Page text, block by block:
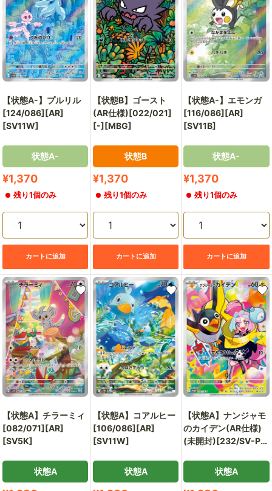
【状態A-】プルリル
[124/086][AR]
[SV11W]
状態A-
販
価
格
¥1,370
残り1個のみ
カートに追加
【状態B】ゴースト
(AR仕様)[022/021]
[-][MBG]
状態B
販
価
格
¥1,370
残り1個のみ
カートに追加
【状態A-】エモンガ
[116/086][AR]
[SV11B]
状態A-
販
価
格
¥1,370
残り1個のみ
カートに追加
【状態A】チラーミィ
[082/071][AR]
[SV5K]
状態A
【状態A】コアルヒー
[106/086][AR]
[SV11W]
状態A
【状態A】ナンジャモ
のカイデン(AR仕様)
(未開封)[232/SV-P]
状態A